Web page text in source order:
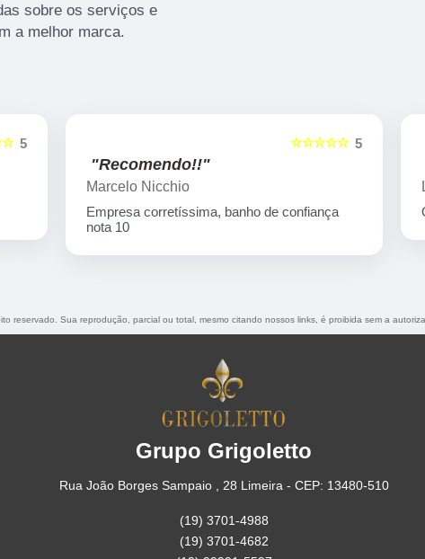
sobre os serviços e
a melhor marca.
5 5
☆☆☆☆☆
"Recomendo!!"
Marcelo Nicchio
Empresa corretíssima, banho de confiança
nota 10
reservado. Sua reprodução, parcial ou total, mesmo citando nossos links, é proibida sem a
Grupo Grigoletto
Rua João Borges Sampaio , 28 Limeira - CEP: 13480-510
(19) 3701-4988
(19) 3701-4682